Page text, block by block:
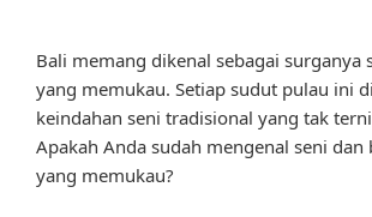
Bali memang dikenal sebagai surganya
yang memukau. Setiap sudut pulau ini
keindahan seni tradisional yang tak
Apakah Anda sudah mengenal seni dan
yang memukau?